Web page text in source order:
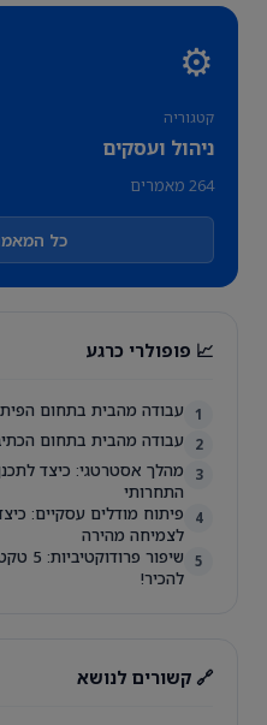
⚙️
קטגוריה
ניהול ועסקים
264 מאמרים
כל
📈 פופולרי כרגע
1 עבודה מהבית בתחום
2 עבודה מהבית בתחום
3
מהלך אסטרטגי: כיצד
התחרותי
4
פיתוח מודלים עסקיים:
לצמיחה מהירה
5
להכיר!
🔗 קשורים לנושא